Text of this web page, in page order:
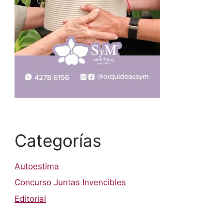
Categorías
Autoestima
Concurso Juntas Invencibles
Editorial